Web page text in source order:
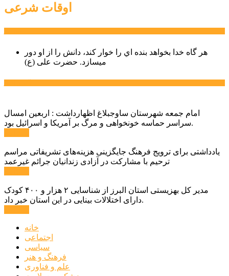
اوقات شرعی
هر گاه خدا بخواهد بنده اي را خوار كند، دانش را از او دور
میسازد. حضرت علی (ع)
امام جمعه شهرستان ساوجبلاغ اظهارداشت : اربعین امسال
سراسر حماسه خونخواهی و مرگ بر آمریکا و اسرائیل بود.
یادداشتی برای ترویج فرهنگ جایگزینی هزینه‌های تشریفاتی مراسم
ترحیم با مشارکت در آزادی زندانیان جرائم غیرعمد
مدیر کل بهزیستی استان البرز از شناسایی ۲ هزار و ۴۰۰ کودک
دارای اختلالات بینایی در این استان خبر داد.
خانه
اجتماعی
سیاسی
فرهنگ و هنر
علم و فناوری